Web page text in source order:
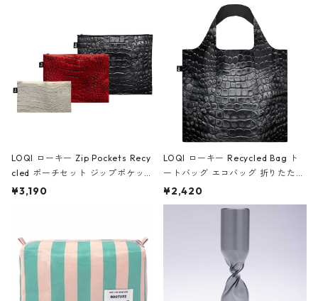
Black ジャン=ミッシェル・バスキ
ア/クラウン ブラック
LOQI ローキー Zip Pockets Recy
cled ポーチセット ジップポケット
ファスナーポーチ 撥水加工 トラベ
ーガンディー、オフホワイト
¥3,190
LOQI ローキー Recycled Bag ト
ートバッグ エコバッグ 折りたたみ
大きめ 撥水加工 収納ポーチ CRO
CODILE/Black クロコダイル/ブラ
¥2,420